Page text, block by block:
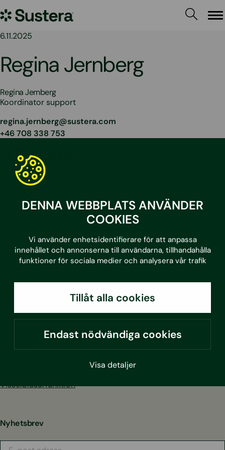
DENNA WEBBPLATS ANVÄNDER
COOKIES
Vi använder enhetsidentifierare för att anpassa
innehållet och annonserna till användarna, tillhandahålla
funktioner för sociala medier och analysera vår trafik
Tillåt alla cookies
Endast nödvändiga cookies
Visa detaljer
till
Sustera
Sweden
6.11.2025
Regina Jernberg
Regina Jernberg
Koordinator support
regina.jernberg@sustera.com
+46 708 338 753
Sustera
Sweden
Kontakta oss
LinkedInFacebook
Instagram
Youtube
Alla tjänster
Kontakt
Visselblåsarfunktion
Nyhetsbrev